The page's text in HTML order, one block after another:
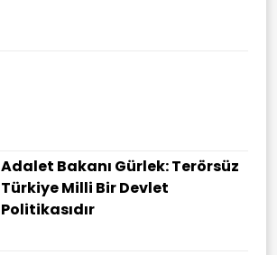
Adalet Bakanı Gürlek: Terörsüz
Türkiye Milli Bir Devlet
Politikasıdır